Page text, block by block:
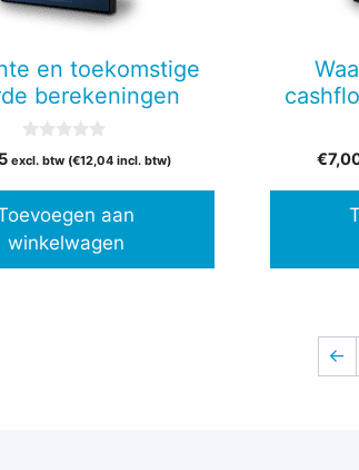
en toekomstige
berekeningen
v
5
excl. btw (€12,04 incl. btw)
aan
winkelwagen
€
←